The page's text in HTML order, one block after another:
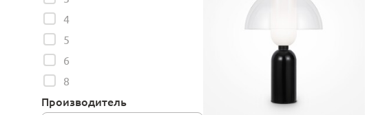
4
5
6
8
Производитель